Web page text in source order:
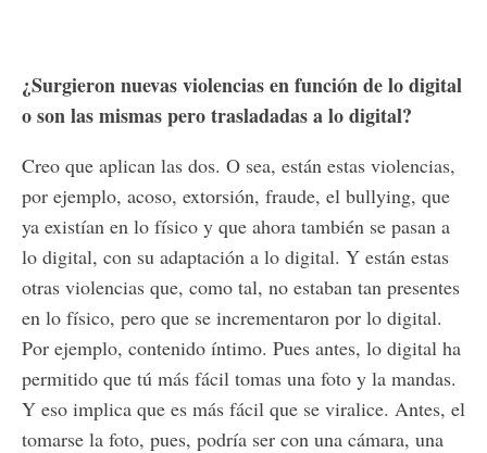
¿Surgieron nuevas violencias en función de lo digital
o son las mismas pero trasladadas a lo digital?
Creo que aplican las dos. O sea, están estas violencias,
por ejemplo, acoso, extorsión, fraude, el bullying, que
ya existían en lo físico y que ahora también se pasan a
lo digital, con su adaptación a lo digital. Y están estas
otras violencias que, como tal, no estaban tan presentes
en lo físico, pero que se incrementaron por lo digital.
Por ejemplo, contenido íntimo. Pues antes, lo digital ha
permitido que tú más fácil tomas una foto y la mandas.
Y eso implica que es más fácil que se viralice. Antes, el
tomarse la foto, pues, podría ser con una cámara, una